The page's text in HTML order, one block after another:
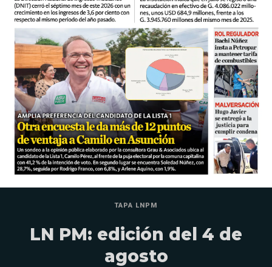
TAPA LNPM
LN PM: edición del 4 de
agosto